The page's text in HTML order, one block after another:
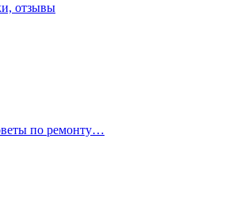
отзывы
по ремонту…